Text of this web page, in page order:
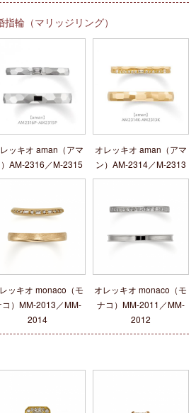
輪（マリッジリング）
ッキオ aman（アマ
AM‐2316／M‐2315
オレッキオ aman（アマ
ン）AM‐2314／M‐2313
ッキオ monaco（モ
コ）MM-2013／MM-
2014
オレッキオ monaco（モ
ナコ）MM‐2011／MM‐
2012